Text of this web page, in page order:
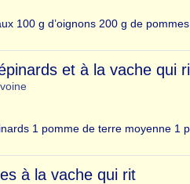
100 g d’oignons 200 g de
et à la vache qui
1 pomme de terre moyenne 1
à la vache qui rit